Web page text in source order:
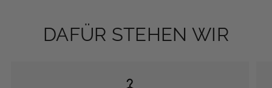
DAFÜR STEHEN WIR